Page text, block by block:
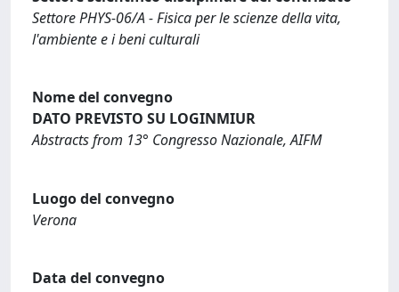
Settore PHYS-06/A - Fisica per le scienze della vita,
l'ambiente e i beni culturali
Nome del convegno
DATO PREVISTO SU LOGINMIUR
Abstracts from 13° Congresso Nazionale, AIFM
Luogo del convegno
Verona
Data del convegno